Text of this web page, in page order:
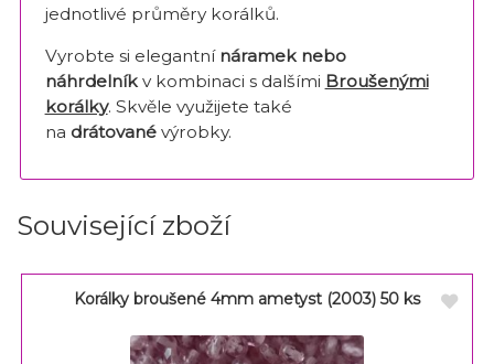
jednotlivé průměry korálků.
Vyrobte si elegantnínáramek nebo
náhrdelníkv kombinaci s dalšími Broušenými
korálky. Skvěle využijete také
na drátovanévýrobky.
Související zboží
Korálky broušené 4mm ametyst (2003) 50 ks